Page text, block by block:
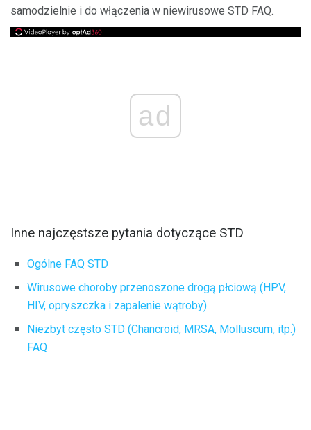
samodzielnie i do włączenia w niewirusowe STD FAQ.
ad
Inne najczęstsze pytania dotyczące STD
Ogólne FAQ STD
Wirusowe choroby przenoszone drogą płciową (HPV,
HIV, opryszczka i zapalenie wątroby)
Niezbyt często STD (Chancroid, MRSA, Molluscum, itp.)
FAQ